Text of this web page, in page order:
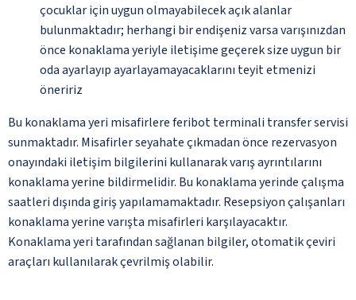
çocuklar için uygun olmayabilecek açık alanlar
bulunmaktadır; herhangi bir endişeniz varsa varışınızdan
önce konaklama yeriyle iletişime geçerek size uygun bir
oda ayarlayıp ayarlayamayacaklarını teyit etmenizi
öneririz
Bu konaklama yeri misafirlere feribot terminali transfer servisi
sunmaktadır. Misafirler seyahate çıkmadan önce rezervasyon
onayındaki iletişim bilgilerini kullanarak varış ayrıntılarını
konaklama yerine bildirmelidir. Bu konaklama yerinde çalışma
saatleri dışında giriş yapılamamaktadır. Resepsiyon çalışanları
konaklama yerine varışta misafirleri karşılayacaktır.
Konaklama yeri tarafından sağlanan bilgiler, otomatik çeviri
araçları kullanılarak çevrilmiş olabilir.